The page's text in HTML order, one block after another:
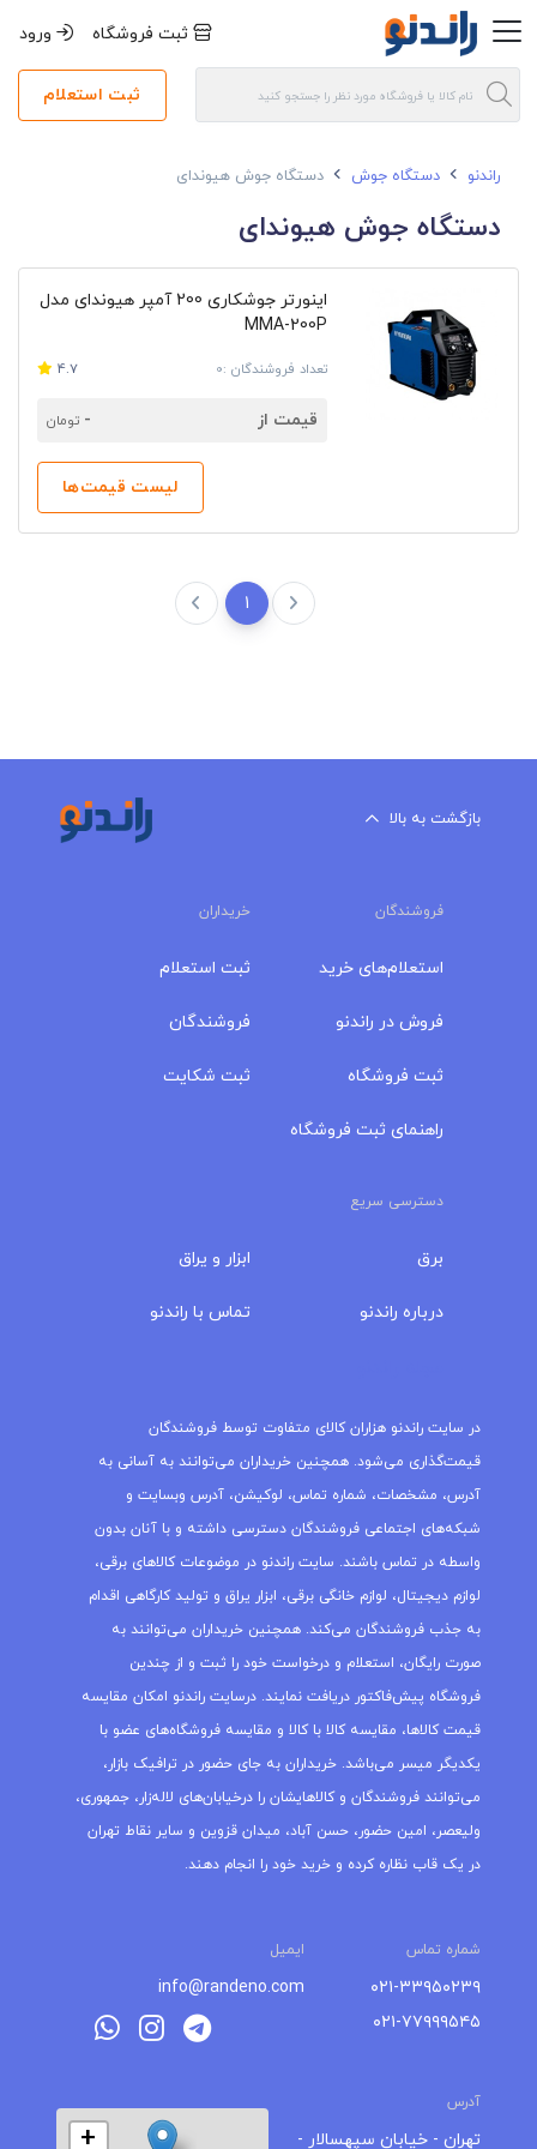
ثبت فروشگاه ورود
ثبت استعلام
راندنو دستگاه جوش دستگاه جوش هیوندای
دستگاه جوش هیوندای
اینورتر جوشکاری 200 آمپر هیوندای مدل
MMA-200P
تعداد فروشندگان :0 4.7
قیمت از - تومان
لیست قیمت‌ها
1
بازگشت به بالا
فروشندگان خریداران
استعلام‌های خرید
فروش در راندنو
ثبت فروشگاه
راهنمای ثبت فروشگاه
ثبت استعلام
فروشندگان
ثبت شکایت
دسترسی سریع
برق
درباره‌ راندنو
ابزار و یراق
تماس با راندنو
در سایت راندنو هزاران کالای متفاوت توسط فروشندگان
قیمت‌گذاری می‌شود. همچنین خریداران می‌توانند به آسانی به
آدرس، مشخصات، شماره تماس، لوکیشن، آدرس وبسایت و
شبکه‌های اجتماعی فروشندگان دسترسی داشته و با آنان بدون
واسطه در تماس باشند. سایت راندنو در موضوعات کالاهای برقی،
لوازم دیجیتال، لوازم خانگی برقی، ابزار یراق و تولید کارگاهی اقدام
به جذب فروشندگان می‌کند. همچنین خریداران می‌توانند به
صورت رایگان، استعلام و درخواست خود را ثبت و از چندین
فروشگاه پیش‌فاکتور دریافت نمایند. درسایت راندنو امکان مقایسه
قیمت کالاها، مقایسه کالا با کالا و مقایسه فروشگاه‌های عضو با
یکدیگر میسر می‌باشد. خریداران به جای حضور در ترافیک بازار،
می‌توانند فروشندگان و کالاهایشان را درخیابان‌های لاله‌زار، جمهوری،
ولیعصر، امین حضور، حسن آباد، میدان قزوین و سایر نقاط تهران
در یک قاب نظاره کرده و خرید خود را انجام دهند.
شماره تماس ایمیل
۰۲۱-۳۳۹۵۰۲۳۹
۰۲۱-۷۷۹۹۹۵۴۵
info@randeno.com
آدرس
تهران - خیابان سپهسالار - +